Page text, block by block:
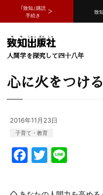
『致知』購読
手続き
致
人間学を探究して四十八年
心に火をつけ
2016年11月23日
子育て・教育
F
a
c
T
w
itte